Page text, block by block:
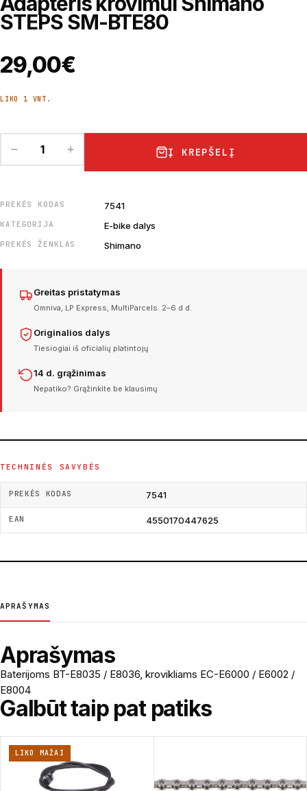
STEPS SM-BTE80
29,00€
LIKO 1 VNT.
Į KREPŠELĮ
PREKĖS KODAS 7541
KATEGORIJA E-bike dalys
PREKĖS ŽENKLAS Shimano
Greitas pristatymas
Omniva, LP Express, MultiParcels. 2–6 d.d.
Originalios dalys
Tiesiogiai iš oficialių platintojų
14 d. grąžinimas
Nepatiko? Grąžinkite be klausimų
TECHNINĖS SAVYBĖS
PREKĖS KODAS 7541
EAN 4550170447625
APRAŠYMAS
Aprašymas
Baterijoms BT-E8035 / E8036, krovikliams EC-E6000 / E6002 /
E8004
Galbūt taip pat patiks
LIKO MAŽAI